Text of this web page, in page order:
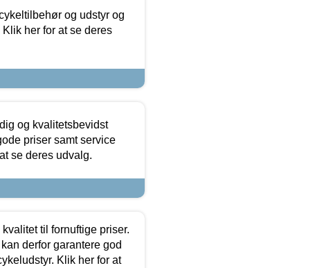
og udstyr og
her for at se deres
og kvalitetsbevidst
priser samt service
se deres udvalg.
til fornuftige priser.
derfor garantere god
Klik her for at